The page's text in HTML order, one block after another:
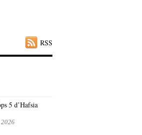
RSS
5 d’Hafsia